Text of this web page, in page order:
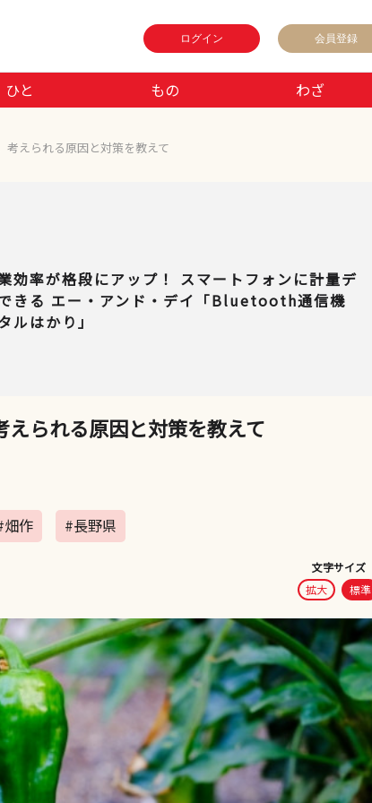
ログイン 会員登録
ひと もの わざ
考えられる原因と対策を教えて
効率が格段にアップ！ スマートフォンに計量デ
きる エー・アンド・デイ「Bluetooth通信機
ルはかり」
られる原因と対策を教えて
畑作 #長野県
文字サイズ
拡大
標準